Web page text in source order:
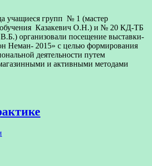
учащиеся групп № 1 (мастер
обучения Казакевич О.Н.) и № 20 КД-ТБ
организовали посещение выставки-
Неман- 2015» с целью формирования
деятельности путем
и активными методами